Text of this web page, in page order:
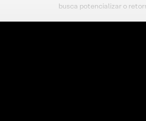
busca potencializar o